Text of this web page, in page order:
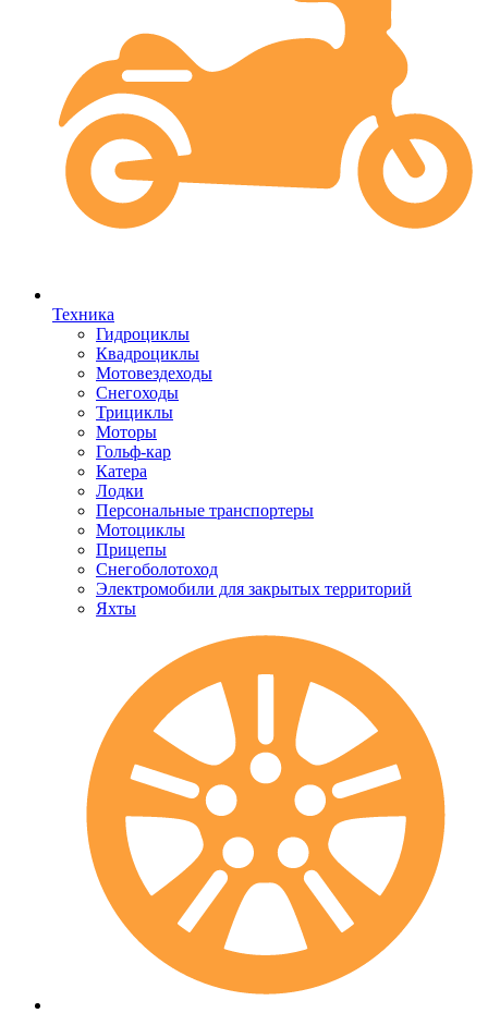
Техника
Гидроциклы
Квадроциклы
Мотовездеходы
Снегоходы
Трициклы
Моторы
Гольф-кар
Катера
Лодки
Персональные транспортеры
Мотоциклы
Прицепы
Снегоболотоход
Электромобили для закрытых территорий
Яхты